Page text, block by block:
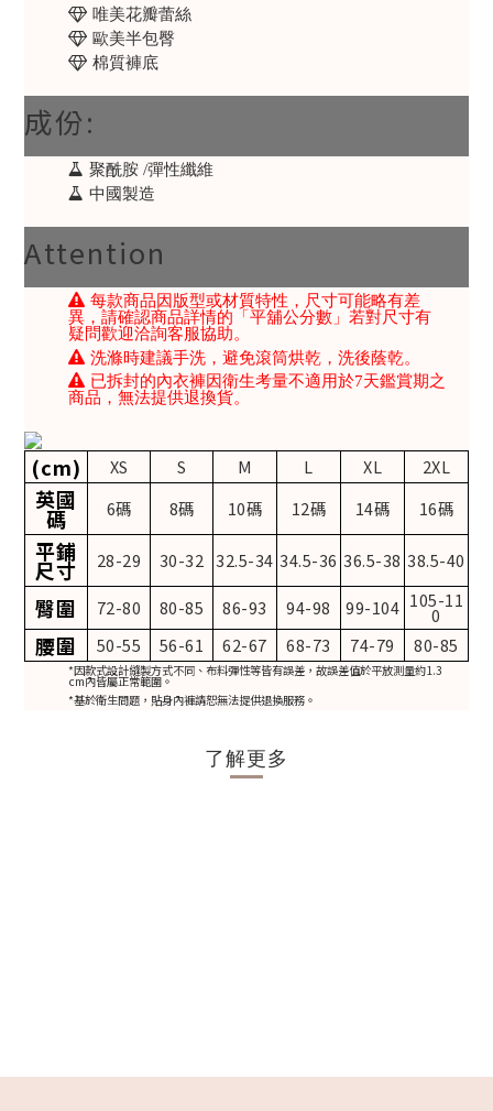
唯美花瓣蕾絲
歐美半包臀
棉質褲底
成份:
聚酰胺 /彈性纖維
中國製造
Attention
每款商品因版型或材質特性，尺寸可能略有差
異，請確認商品詳情的「平舖公分數」若對尺寸有
疑問歡迎洽詢客服協助。
洗滌時建議手洗，避免滾筒烘乾，洗後蔭乾。
已拆封的內衣褲因衛生考量不適用於7天鑑賞期之
商品，無法提供退換貨。
(cm) XS S M L XL 2XL
英國
碼 6碼 8碼 10碼 12碼 14碼 16碼
平鋪
尺寸 28-29 30-32 32.5-34 34.5-36 36.5-38 38.5-40
臀圍 72-80 80-85 86-93 94-98 99-104 105-11
0
腰圍 50-55 56-61 62-67 68-73 74-79 80-85
*因款式設計縫製方式不同、布料彈性等皆有誤差，故誤差值於平放測量約1.3
cm內皆屬正常範圍。
*基於衛生問題，貼身內褲請恕無法提供退換服務。
了解更多